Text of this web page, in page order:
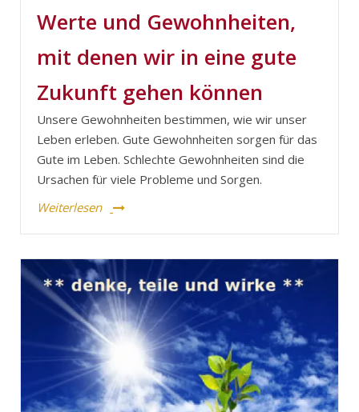
Werte und Gewohnheiten,
mit denen wir in eine gute
Zukunft gehen können
Unsere Gewohnheiten bestimmen, wie wir unser
Leben erleben. Gute Gewohnheiten sorgen für das
Gute im Leben. Schlechte Gewohnheiten sind die
Ursachen für viele Probleme und Sorgen.
Weiterlesen